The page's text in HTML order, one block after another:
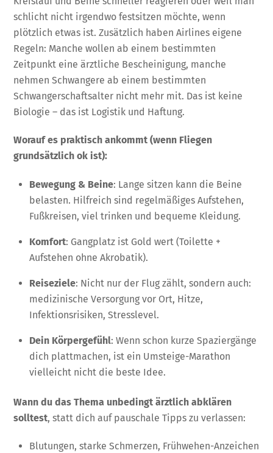
schlicht nicht irgendwo festsitzen möchte, wenn
plötzlich etwas ist. Zusätzlich haben Airlines eigene
Regeln: Manche wollen ab einem bestimmten
Zeitpunkt eine ärztliche Bescheinigung, manche
nehmen Schwangere ab einem bestimmten
Schwangerschaftsalter nicht mehr mit. Das ist keine
Biologie – das ist Logistik und Haftung.
Worauf es praktisch ankommt (wenn Fliegen
grundsätzlich ok ist):
Bewegung & Beine: Lange sitzen kann die Beine
belasten. Hilfreich sind regelmäßiges Aufstehen,
Fußkreisen, viel trinken und bequeme Kleidung.
Komfort: Gangplatz ist Gold wert (Toilette +
Aufstehen ohne Akrobatik).
Reiseziele: Nicht nur der Flug zählt, sondern auch:
medizinische Versorgung vor Ort, Hitze,
Infektionsrisiken, Stresslevel.
Dein Körpergefühl: Wenn schon kurze Spaziergänge
dich plattmachen, ist ein Umsteige-Marathon
vielleicht nicht die beste Idee.
Wann du das Thema unbedingt ärztlich abklären
solltest, statt dich auf pauschale Tipps zu verlassen:
Blutungen, starke Schmerzen, Frühwehen-Anzeichen